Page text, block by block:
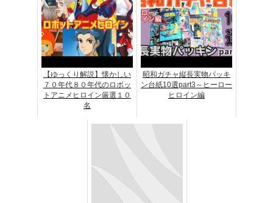
【ゆっくり解説】懐かしい
７０年代８０年代のロボッ
トアニメヒロイン厳選１０
名
昭和ガチャ縦長実物パッキ
ン台紙10選part3～ヒーロー
ヒロイン編